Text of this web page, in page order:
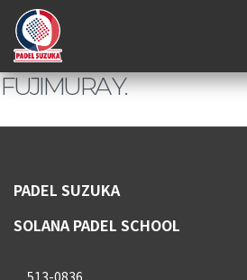
FUJIMURA Y.
PADEL SUZUKA
SOLANA PADEL SCHOOL
513-0836